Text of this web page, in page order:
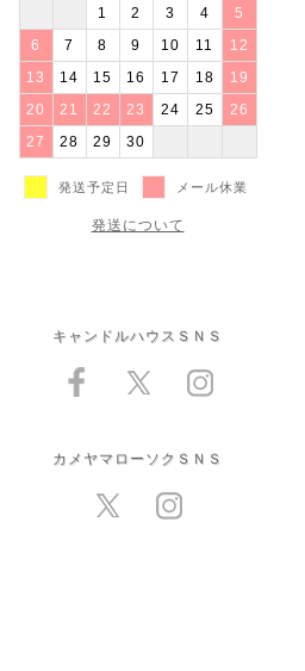
1 2 3 4 5
6 7 8 9 10 11 12
13 14 15 16 17 18 19
20 21 22 23 24 25 26
27 28 29 30
発送予定日 メール休業
発送について
キャンドルハウスＳＮＳ
カメヤマローソクＳＮＳ